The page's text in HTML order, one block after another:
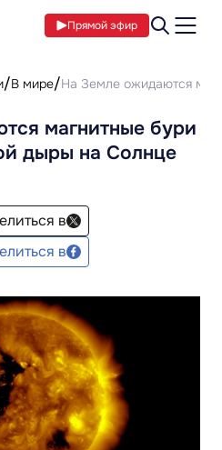
Прямой эфир
В мире На Земле ожидаются
магнитные бури
дыры на Солнце
в
в